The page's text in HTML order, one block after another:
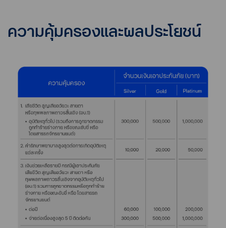
ความคุ้มครองและผลประโยชน์